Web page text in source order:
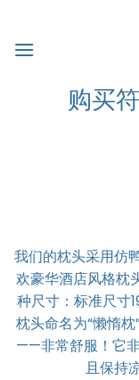
购买
我们的枕头采用仿
欢豪华酒店风格枕
种尺寸：标准尺寸
枕头命名为“懒惰
——非常舒服！它
且保持